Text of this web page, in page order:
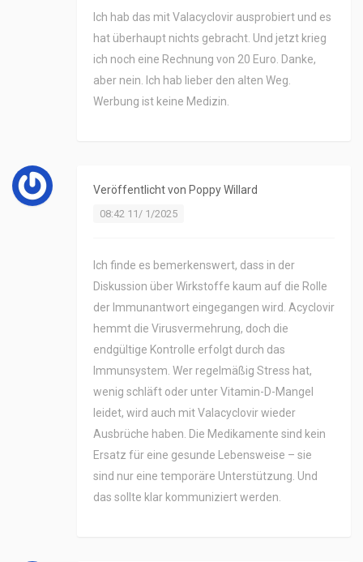
Ich hab das mit Valacyclovir ausprobiert und es
hat überhaupt nichts gebracht. Und jetzt krieg
ich noch eine Rechnung von 20 Euro. Danke,
aber nein. Ich hab lieber den alten Weg.
Werbung ist keine Medizin.
Veröffentlicht von Poppy Willard
08:42 11/ 1/2025
Ich finde es bemerkenswert, dass in der
Diskussion über Wirkstoffe kaum auf die Rolle
der Immunantwort eingegangen wird. Acyclovir
hemmt die Virusvermehrung, doch die
endgültige Kontrolle erfolgt durch das
Immunsystem. Wer regelmäßig Stress hat,
wenig schläft oder unter Vitamin-D-Mangel
leidet, wird auch mit Valacyclovir wieder
Ausbrüche haben. Die Medikamente sind kein
Ersatz für eine gesunde Lebensweise – sie
sind nur eine temporäre Unterstützung. Und
das sollte klar kommuniziert werden.